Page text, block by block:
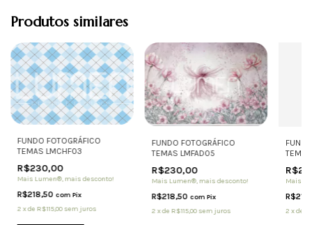
Produtos similares
FUNDO FOTOGRÁFICO
TEMAS LMCHF03
R$230,00
Mais Lumen®, mais desconto!
R$218,50 com Pix
2 xde R$115,00sem juros
FUNDO FOTOGRÁFICO
TEMAS LMFAD05
R$230,00
Mais Lumen®, mais desconto!
R$218,50 com Pix
2 xde R$115,00 sem juros
Mais
2 xde